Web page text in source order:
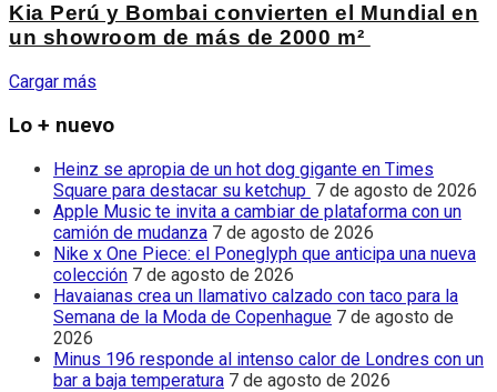
Kia Perú y Bombai convierten el Mundial en
un showroom de más de 2000 m²
Cargar más
Lo + nuevo
Heinz se apropia de un hot dog gigante en Times
Square para destacar su ketchup 7 de agosto de 2026
Apple Music te invita a cambiar de plataforma con un
camión de mudanza 7 de agosto de 2026
Nike x One Piece: el Poneglyph que anticipa una nueva
colección 7 de agosto de 2026
Havaianas crea un llamativo calzado con taco para la
Semana de la Moda de Copenhague 7 de agosto de
2026
Minus 196 responde al intenso calor de Londres con un
bar a baja temperatura 7 de agosto de 2026